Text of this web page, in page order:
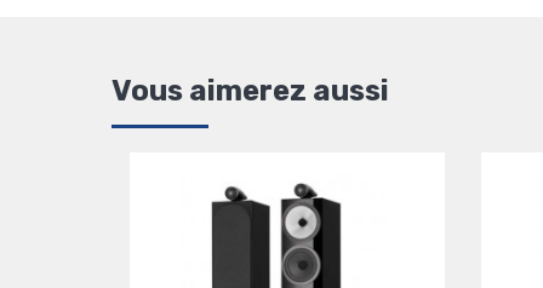
Vous aimerez aussi